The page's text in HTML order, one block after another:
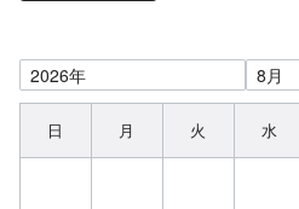
日 月 火 水